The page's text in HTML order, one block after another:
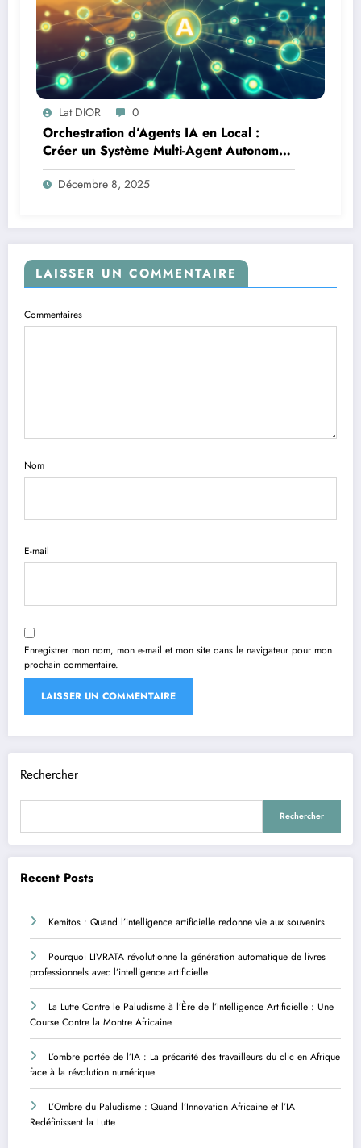
Lat DIOR 0
Orchestration d’Agents IA en Local :
Créer un Système Multi-Agent Autonome
avec TinyLlama
Décembre 8, 2025
LAISSER UN COMMENTAIRE
Commentaires
Nom
E-mail
Enregistrer mon nom, mon e-mail et mon site dans le navigateur pour mon
prochain commentaire.
Rechercher
Rechercher
Recent Posts
Kemitos : Quand l’intelligence artificielle redonne vie aux souvenirs
Pourquoi LIVRATA révolutionne la génération automatique de livres
professionnels avec l’intelligence artificielle
La Lutte Contre le Paludisme à l’Ère de l’Intelligence Artificielle : Une
Course Contre la Montre Africaine
L’ombre portée de l’IA : La précarité des travailleurs du clic en Afrique
face à la révolution numérique
L’Ombre du Paludisme : Quand l’Innovation Africaine et l’IA
Redéfinissent la Lutte